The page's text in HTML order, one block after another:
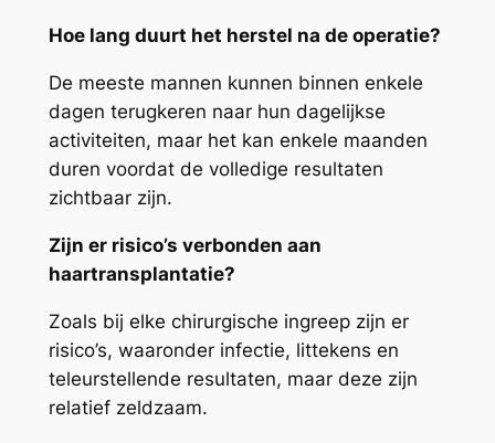
Hoe lang duurt het herstel na de operatie?
De meeste mannen kunnen binnen enkele
dagen terugkeren naar hun dagelijkse
activiteiten, maar het kan enkele maanden
duren voordat de volledige resultaten
zichtbaar zijn.
Zijn er risico’s verbonden aan
haartransplantatie?
Zoals bij elke chirurgische ingreep zijn er
risico’s, waaronder infectie, littekens en
teleurstellende resultaten, maar deze zijn
relatief zeldzaam.